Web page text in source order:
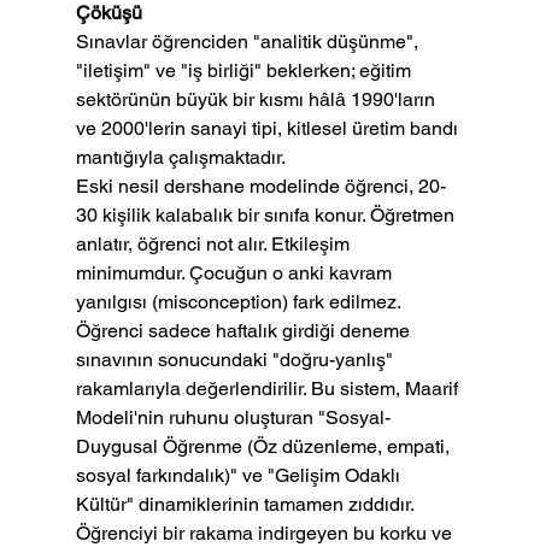
Çöküşü
Sınavlar öğrenciden "analitik düşünme",
"iletişim" ve "iş birliği" beklerken; eğitim
sektörünün büyük bir kısmı hâlâ 1990'ların
ve 2000'lerin sanayi tipi, kitlesel üretim bandı
mantığıyla çalışmaktadır.
Eski nesil dershane modelinde öğrenci, 20-
30 kişilik kalabalık bir sınıfa konur. Öğretmen
anlatır, öğrenci not alır. Etkileşim
minimumdur. Çocuğun o anki kavram
yanılgısı (misconception) fark edilmez.
Öğrenci sadece haftalık girdiği deneme
sınavının sonucundaki "doğru-yanlış"
rakamlarıyla değerlendirilir. Bu sistem, Maarif
Modeli'nin ruhunu oluşturan "Sosyal-
Duygusal Öğrenme (Öz düzenleme, empati,
sosyal farkındalık)" ve "Gelişim Odaklı
Kültür" dinamiklerinin tamamen zıddıdır.
Öğrenciyi bir rakama indirgeyen bu korku ve